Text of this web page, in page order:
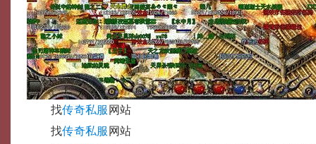
找传奇私服 网站
找传奇私服 网站